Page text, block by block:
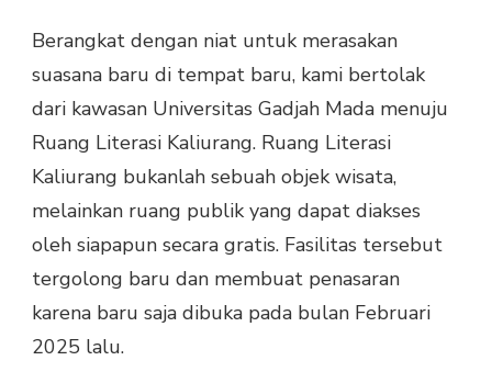
Berangkat dengan niat untuk merasakan
suasana baru di tempat baru, kami bertolak
dari kawasan Universitas Gadjah Mada menuju
Ruang Literasi Kaliurang. Ruang Literasi
Kaliurang bukanlah sebuah objek wisata,
melainkan ruang publik yang dapat diakses
oleh siapapun secara gratis. Fasilitas tersebut
tergolong baru dan membuat penasaran
karena baru saja dibuka pada bulan Februari
2025 lalu.